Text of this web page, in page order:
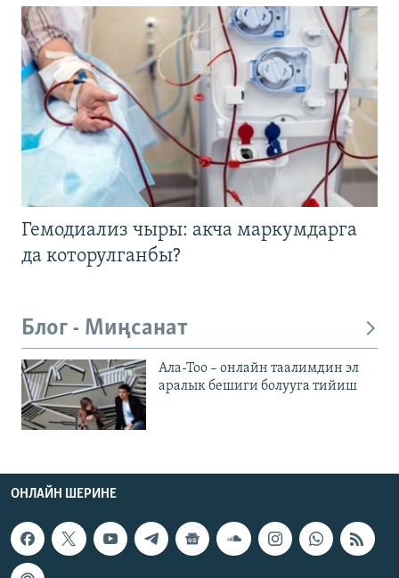
Гемодиализ чыры: акча маркумдарга
да которулганбы?
Блог - Миңсанат
Ала-Тоо – онлайн таалимдин эл
аралык бешиги болууга тийиш
ОНЛАЙН ШЕРИНЕ